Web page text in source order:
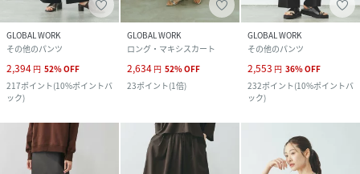
GLOBAL WORK
その他のパンツ
2,394 円 52%OFF
217ポイント(10%ポイントバ
ック)
GLOBAL WORK
ロング・マキシスカート
2,634 円 52%OFF
23ポイント(1倍)
GLOBAL WORK
その他のパンツ
2,553 円 36%OFF
232ポイント(10%ポイントバ
ック)